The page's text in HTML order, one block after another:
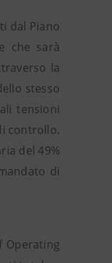
dal Piano
che sarà
la
stesso
tensioni
controllo.
del 49%
di
Operating